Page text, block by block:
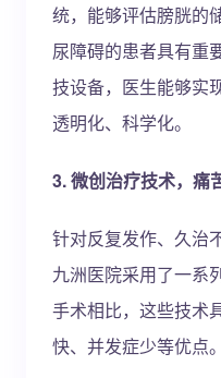
统，能够评估膀胱的
尿障碍的患者具有重
技设备，医生能够实
透明化、科学化。
3. 微创治疗技术，痛
针对反复发作、久治
九洲医院采用了一系
手术相比，这些技术
快、并发症少等优点。